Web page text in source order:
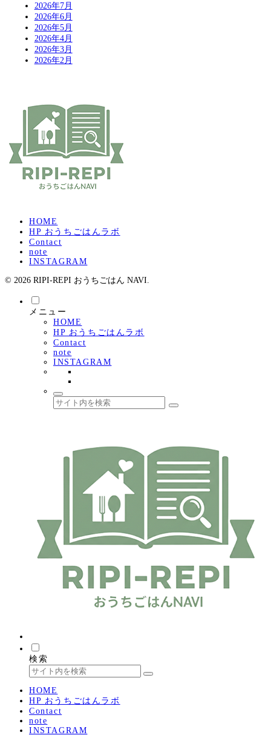
2026年7月
2026年6月
2026年5月
2026年4月
2026年3月
2026年2月
HOME
HP おうちごはんラボ
Contact
note
INSTAGRAM
© 2026 RIPI-REPI おうちごはん NAVI.
メニュー
HOME
HP おうちごはんラボ
Contact
note
INSTAGRAM
検索
HOME
HP おうちごはんラボ
Contact
note
INSTAGRAM